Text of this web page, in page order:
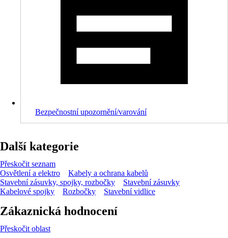
Bezpečnostní upozornění/varování
Další kategorie
Přeskočit seznam
Osvětlení a elektro
Kabely a ochrana kabelů
Stavební zásuvky, spojky, rozbočky
Stavební zásuvky
Kabelové spojky
Rozbočky Stavební vidlice
Zákaznická hodnocení
Přeskočit oblast